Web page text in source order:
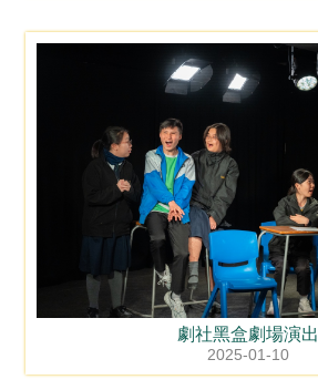
劇社黑盒劇場演出
2025-01-10